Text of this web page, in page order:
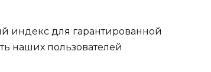
индекс для гарантированной
наших пользователей